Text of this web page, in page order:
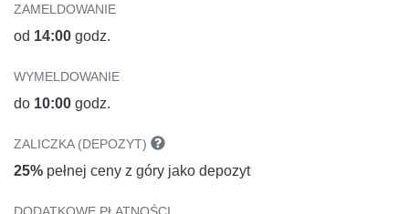
ZAMELDOWANIE
od 14:00 godz.
WYMELDOWANIE
do 10:00 godz.
ZALICZKA (DEPOZYT)
25% pełnej ceny z góry jako depozyt